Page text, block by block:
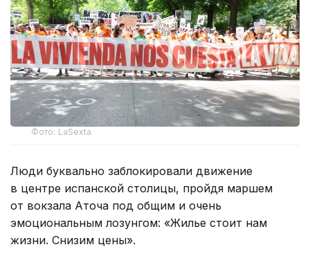
Фото: LaSexta
Люди буквально заблокировали движение
в центре испанской столицы, пройдя маршем
от вокзала Аточа под общим и очень
эмоциональным лозунгом: «Жилье стоит нам
жизни. Снизим цены».